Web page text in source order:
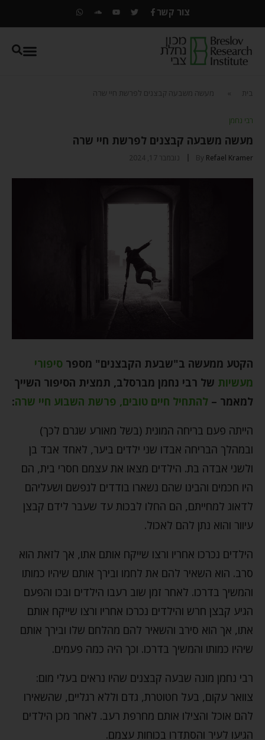
צור קשר
בית מעשה משבעה קבצנים לפרשת חיי שרה
רבי נחמן
מעשה משבעה קבצנים לפרשת חיי שרה
By Refael Kramer נובמבר 17, 2024
הקטע ממעשה ב"שבעת הקבצנים" מספר סיפורי
מעשיות של רבי נחמן מברסלב, תמצית הסיפור השייך
למאמר – להתחיל חיים טובים, פרשת השבוע חיי שרה:
הייתה פעם בריחה המונית (בשל מאורע שגרם לכך)
ובמהלך הבריחה אבדו שני ילדים ביער, לאחד אבד בן
ולשני אבדה בת. הילדים מצאו את עצמם חסרי בית, הם
היו חכמים והבינו שהם נשארו בודדים לנפשם ושעליהם
לדאוג למחייתם, הם החלו לבכות עד שעבר לידם קבצן
עיוור והוא נתן להם לאכול.
הילדים נכרכו אחריו ורצו שייקח אותם אתו, אך לזאת הוא
סרב. הוא השאיר להם את לחמו ובירך אותם שיהיו כמותו
והמשיך בדרכו. לאחר זמן שוב רעבו הילדים ובכו והפעם
הגיע קבצן חרש והילדים נכרכו אחריו ורצו שייקח אותם
אתו, אך הוא סירב והשאיר להם מהלחם שלו ובירך אותם
שיהיו כמותו והמשיך בדרכו. וכך היה כמה פעמים.
רבי נחמן מונה שבעה קבצנים שהיו נראים בעלי מום:
צוואר עקום, בעל חטוטרת, גדם וללא רגליים, שהשאירו
להם אוכל והצילו אותם מחרפת רעב. לאחר מכן הילדים
הגיעו לעיר והסתדרו בכוחות עצמם.